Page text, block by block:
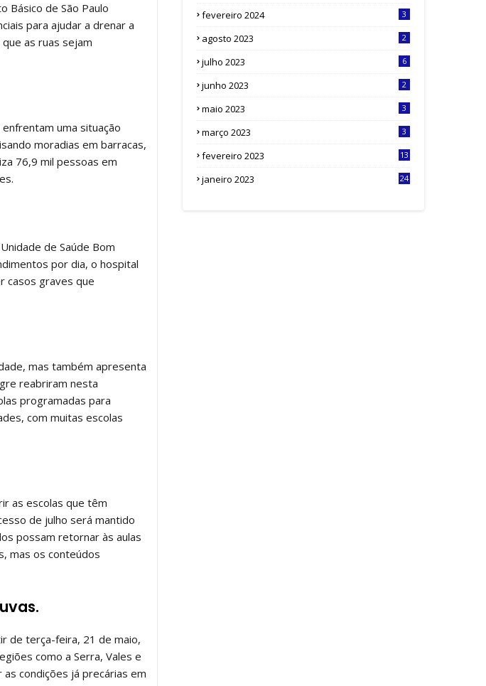
Básico de São Paulo
para ajudar a drenar a
as ruas sejam
uma situação
moradias em barracas,
76,9 mil pessoas em
de Saúde Bom
por dia, o hospital
casos graves que
mas também apresenta
reabriram nesta
programadas para
com muitas escolas
as escolas que têm
de julho será mantido
possam retornar às aulas
mas os conteúdos
de terça-feira, 21 de maio,
como a Serra, Vales e
condições já precárias em
fevereiro 2024 3
agosto 2023 2
julho 2023 6
junho 2023 2
maio 2023 3
março 2023 3
fevereiro 2023 13
janeiro 2023 24